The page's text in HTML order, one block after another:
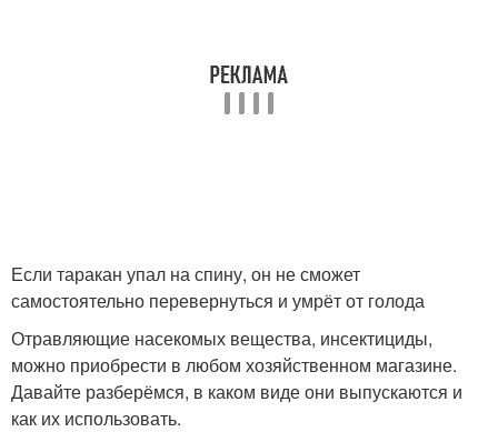
Если таракан упал на спину, он не сможет
самостоятельно перевернуться и умрёт от голода
Отравляющие насекомых вещества, инсектициды,
можно приобрести в любом хозяйственном магазине.
Давайте разберёмся, в каком виде они выпускаются и
как их использовать.